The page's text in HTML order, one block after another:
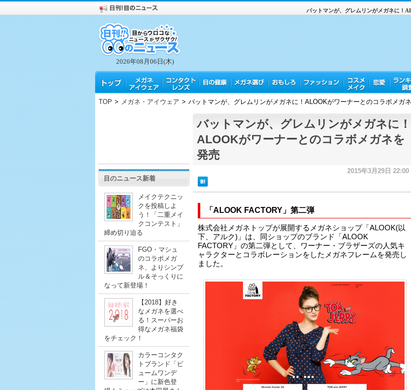
2026年08月06日(木)
バットマンが、グレムリンがメガネに！
TOP > メガネ・アイウェア > バットマンが、グレムリンがメガネに！ALOOKがワーナーとのコラボメガ
目のニュース新着
メイクテクニッ
クを投稿しよ
う！「二重メイ
クコンテスト」
締め切り迫る
FGO・マシュ
のコラボメガ
ネ、よりシンプ
ル＆そっくりに
なって新登場！
【2018】好き
なメガネを選べ
る！スーパーお
得なメガネ福袋
をチェック！
カラーコンタク
トブランド「ビ
ュームワンデ
ー」に新色登
バットマンが、グレムリンがメガネに！
ALOOKがワーナーとのコラボメガネを
発売
2015年3月29日 22:00
「ALOOK FACTORY」第二弾
株式会社メガネトップが展開するメガネショップ「ALOOK(以
下、アルク)」は、同ショップのブランド「ALOOK
FACTORY」の第二弾として、ワーナー・ブラザーズの人気キ
ャラクターとコラボレーションをしたメガネフレームを発売し
ました。